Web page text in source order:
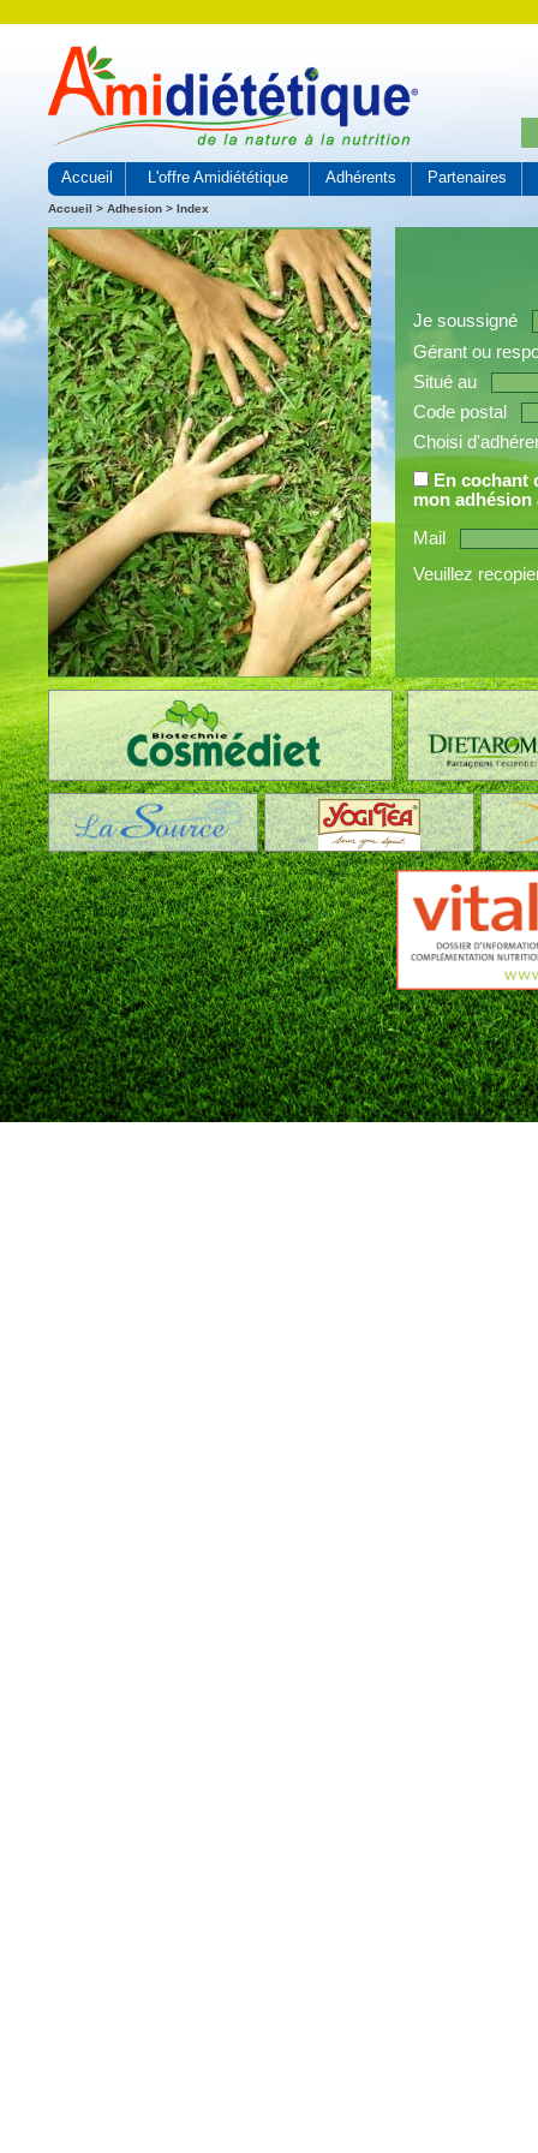
Accueil L'offre Amidiététique Adhérents Partenaires
Accueil > Adhesion > Index
Je soussigné
Gérant ou
Situé au
Code postal
Choisi
En cochant
mon
Mail
Veuillez